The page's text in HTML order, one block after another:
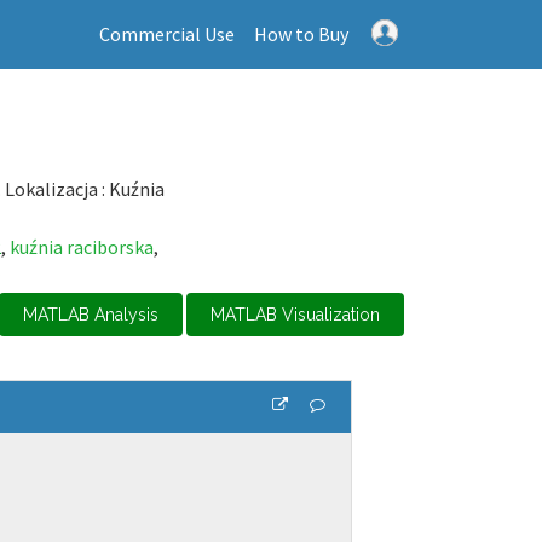
Commercial Use How to Buy
Lokalizacja : Kuźnia
, kuźnia raciborska,
MATLAB Analysis MATLAB Visualization